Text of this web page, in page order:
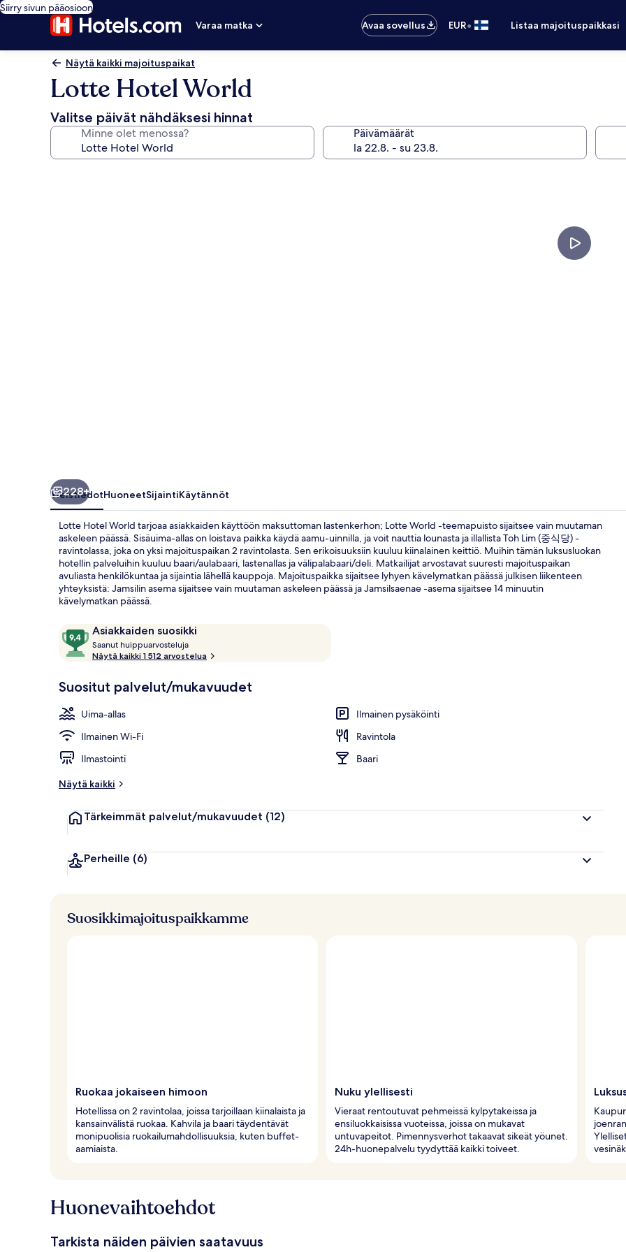
Siirry sivun pääosioon
Varaa matka
Avaa sovellus EUR• Listaa majoituspaikkasi
Näytä kaikki majoituspaikat
Lotte Hotel World
Valitse päivät nähdäksesi hinnat
Minne olet menossa? Päivämäärät
228+
YleistiedotHuoneetSijaintiKäytännöt
Lotte Hotel World tarjoaa asiakkaiden käyttöön maksuttoman lastenkerhon; Lotte World -teemapuisto sijaitsee vain muutaman
askeleen päässä. Sisäuima-allas on loistava paikka käydä aamu-uinnilla, ja voit nauttia lounasta ja illallista Toh Lim (중식당) -
ravintolassa, joka on yksi majoituspaikan 2 ravintolasta. Sen erikoisuuksiin kuuluu kiinalainen keittiö. Muihin tämän luksusluokan
hotellin palveluihin kuuluu baari/aulabaari, lastenallas ja välipalabaari/deli. Matkailijat arvostavat suuresti majoituspaikan
avuliasta henkilökuntaa ja sijaintia lähellä kauppoja. Majoituspaikka sijaitsee lyhyen kävelymatkan päässä julkisen liikenteen
yhteyksistä: Jamsilin asema sijaitsee vain muutaman askeleen päässä ja Jamsilsaenae -asema sijaitsee 14 minuutin
kävelymatkan päässä.
ArvostelutAsiakkaiden suosikki
9,4
kautta
10,
suosikki
Saanut huippuarvosteluja
a
n
u
a
r
j
Näytä kaikki 1 512 arvostelua
Suositut palvelut/mukavuudet
Uima-allas
Ilmainen pysäköinti
Ilmainen Wi-Fi
Ravintola
Ilmastointi
Baari
Näytä kaikki
Tärkeimmät palvelut/mukavuudet (12)
Perheille (6)
Suosikkimajoituspaikkamme
Ruokaa jokaiseen himoon
Hotellissa on 2 ravintolaa, joissa tarjoillaan kiinalaista ja
kansainvälistä ruokaa. Kahvila ja baari täydentävät
monipuolisia ruokailumahdollisuuksia, kuten buffet-
aamiaista.
Nuku ylellisesti
Vieraat rentoutuvat pehmeissä kylpytakeissa ja
ensiluokkaisissa vuoteissa, joissa on mukavat
untuvapeitot. Pimennysverhot takaavat sikeät yöunet.
24h-huonepalvelu tyydyttää kaikki toiveet.
Huonevaihtoehdot
Tarkista näiden päivien saatavuus